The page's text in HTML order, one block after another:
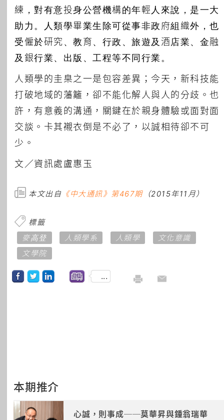
練，對有意投身公營機構的年輕人來說，是一大
助力。人類學畢業生除可從事非政府組織外，也
受僱於研究、教育、行政、旅遊及酒店業、金融
及銀行業、出版、工程等不同行業。
人類學的圭臬之一是包容差異；今天，新科技能
打破地域的藩籬，卻不能化解人與人的分歧。也
許，有意義的溝通，關鍵在於親身體驗或面對面
交談。卡其襯衣倒是不必了，以誠相待卻不可
少。
文／資訊處盧惠玉
本文出自 《中大通訊》第467期（2015年11月）
標籤
麥高登
人類學系 人類學
文化意識
文學院
...
本期推介
心誠，則事成──莫華昇與鍾翁瑞華